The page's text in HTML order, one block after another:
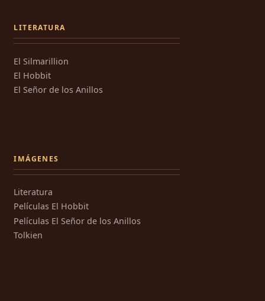
LITERATURA
El Silmarillion
El Hobbit
El Señor de los Anillos
IMÁGENES
Literatura
Películas El Hobbit
Películas El Señor de los Anillos
Tolkien